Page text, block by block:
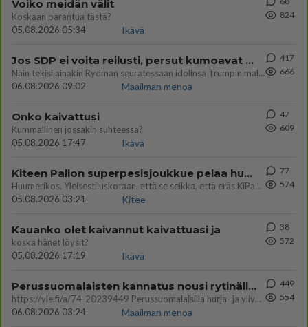
Voiko meidän välit
Koskaan parantua tästä?
05.08.2026 05:34
Ikävä
824
Jos SDP ei voita reilusti, persut kumoavat demokratian Suomesta
Näin tekisi ainakin Rydman seuratessaan idolinsa Trumpin mallia https://www.is.fi/politiikka/art-2000012187244.html
06.08.2026 09:02
Maailman menoa
417
666
Onko kaivattusi
Kummallinen jossakin suhteessa?
05.08.2026 17:47
Ikävä
47
609
Kiteen Pallon superpesisjoukkue pelaa huumeiden vaikutuksen alaisena
Huumerikos. Yleisesti uskotaan, että se seikka, että eräs KiPan pelaaja kärähtää huumeista, on vain jäävuoren huippu. M
05.08.2026 03:21
Kitee
77
574
Kauanko olet kaivannut kaivattuasi ja
koska hänet löysit?
05.08.2026 17:19
Ikävä
38
572
Perussuomalaisten kannatus nousi rytinällä Ylen tänään julkaisemassa tuoreimmassa gallup-kyselyssä.
https://yle.fi/a/74-20239449 Perussuomalaisilla hurja- ja ylivoimaisesti suurin nousu tässä uudessa Ylen gallupissa. Kyl
06.08.2026 03:24
Maailman menoa
449
554